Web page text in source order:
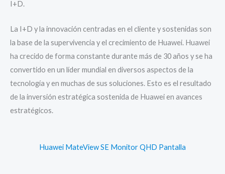
I+D.
La I+D y la innovación centradas en el cliente y sostenidas son
la base de la supervivencia y el crecimiento de Huawei. Huawei
ha crecido de forma constante durante más de 30 años y se ha
convertido en un líder mundial en diversos aspectos de la
tecnología y en muchas de sus soluciones. Esto es el resultado
de la inversión estratégica sostenida de Huawei en avances
estratégicos.
Huawei MateView SE Monitor QHD Pantalla